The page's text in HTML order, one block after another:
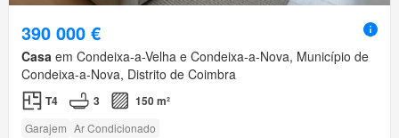
390 000 €
Casa em Condeixa-a-Velha e Condeixa-a-Nova, Município de
Condeixa-a-Nova, Distrito de Coimbra
T4 3 150 m²
Garajem Ar Condicionado